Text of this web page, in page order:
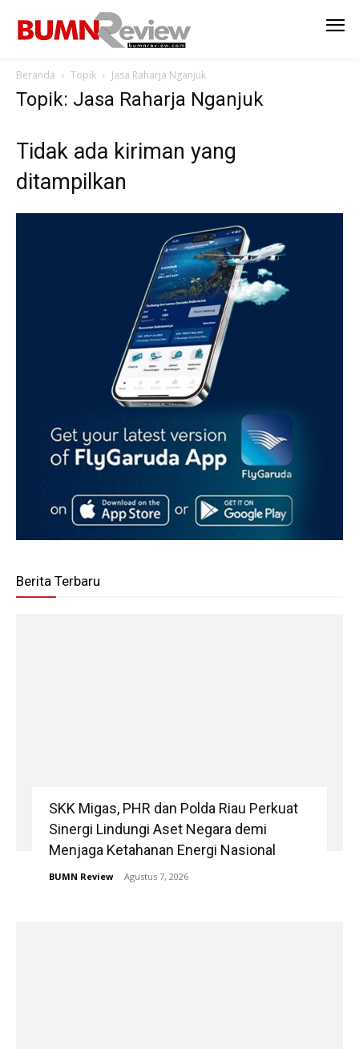
Beranda Topik Jasa Raharja Nganjuk
Topik: Jasa Raharja Nganjuk
Tidak ada kiriman yang
ditampilkan
Berita Terbaru
SKK Migas, PHR dan Polda Riau Perkuat
Sinergi Lindungi Aset Negara demi
Menjaga Ketahanan Energi Nasional
BUMN Review - Agustus 7, 2026